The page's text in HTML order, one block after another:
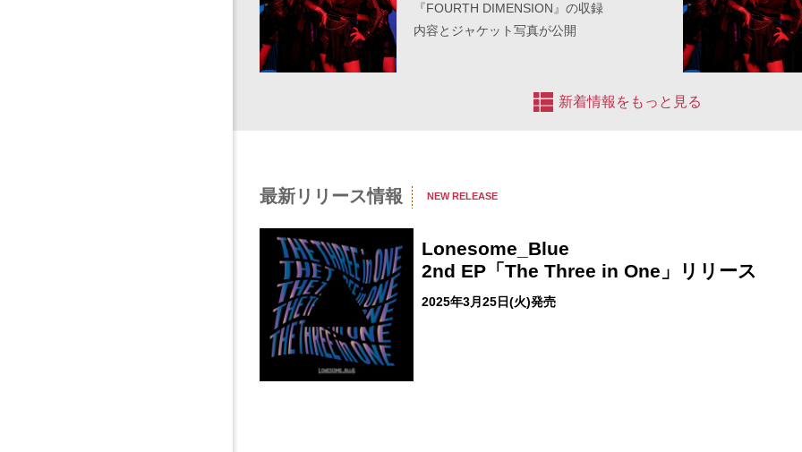
『FOURTH DIMENSION』の収録
内容とジャケット写真が公開
新着情報をもっと見る
最新リリース情報 NEW RELEASE
Lonesome_Blue
2nd EP「The Three in One」リリース
2025年3月25日(火)発売